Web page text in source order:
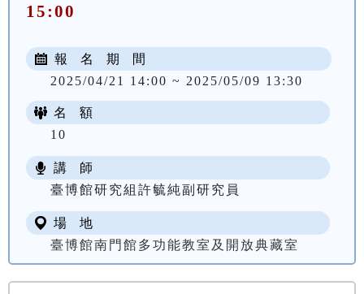
15:00
報 名 期 間
2025/04/21 14:00 ~ 2025/05/09 13:30
名 額
10
講 師
臺博館研究組許毓純副研究員
場 地
臺博館南門館多功能教室及開放典藏室